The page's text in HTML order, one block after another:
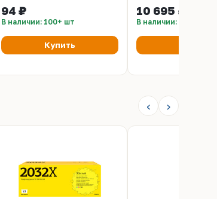
картриджей )
94 ₽
В наличии: 100+ шт
Купить
10 695 ₽
В наличии: 8 шт
‹ ›